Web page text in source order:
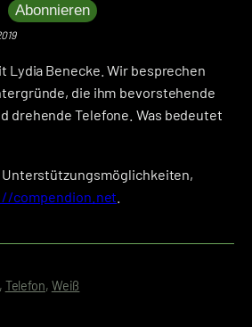
Abonnieren
Lydia Benecke. Wir besprechen
die ihm bevorstehende
drehende Telefone. Was bedeutet
Unterstützungsmöglichkeiten,
compendion.net
, Telefon, Weiß